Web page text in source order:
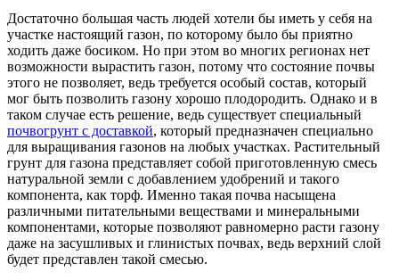
Достаточно большая часть людей хотели бы иметь у себя на
участке настоящий газон, по которому было бы приятно
ходить даже босиком. Но при этом во многих регионах нет
возможности вырастить газон, потому что состояние почвы
этого не позволяет, ведь требуется особый состав, который
мог быть позволить газону хорошо плодородить. Однако и в
таком случае есть решение, ведь существует специальный
почвогрунт с доставкой, который предназначен специально
для выращивания газонов на любых участках. Растительный
грунт для газона представляет собой приготовленную смесь
натуральной земли с добавлением удобрений и такого
компонента, как торф. Именно такая почва насыщена
различными питательными веществами и минеральными
компонентами, которые позволяют равномерно расти газону
даже на засушливых и глинистых почвах, ведь верхний слой
будет представлен такой смесью.